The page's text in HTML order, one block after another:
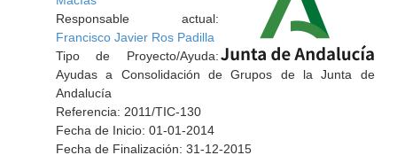
Responsable actual:
Francisco Javier Ros Padilla
Tipo de Proyecto/Ayuda:
Ayudas a Consolidación de Grupos de la Junta de
Andalucía
Referencia: 2011/TIC-130
Fecha de Inicio: 01-01-2014
Fecha de Finalización: 31-12-2015